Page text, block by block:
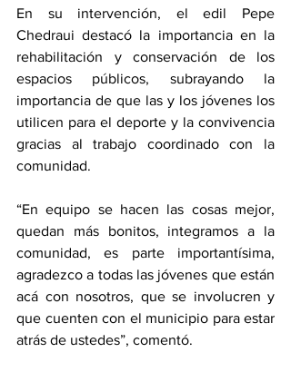
En su intervención, el edil Pepe
Chedraui destacó la importancia en la
rehabilitación y conservación de los
espacios públicos, subrayando la
importancia de que las y los jóvenes los
utilicen para el deporte y la convivencia
gracias al trabajo coordinado con la
comunidad.
“En equipo se hacen las cosas mejor,
quedan más bonitos, integramos a la
comunidad, es parte importantísima,
agradezco a todas las jóvenes que están
acá con nosotros, que se involucren y
que cuenten con el municipio para estar
atrás de ustedes”, comentó.